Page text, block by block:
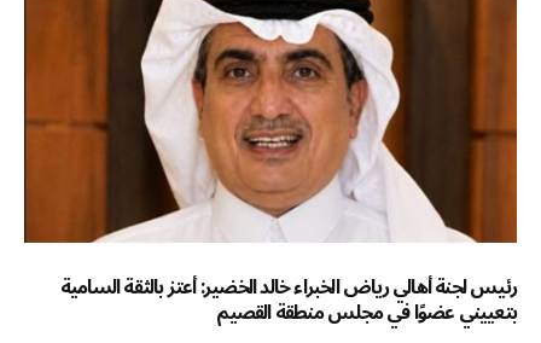
رئيس لجنة أهالي رياض الخبراء خالد الخضير: أعتز بالثقة السامية
بتعييني عضوًا في مجلس منطقة القصيم